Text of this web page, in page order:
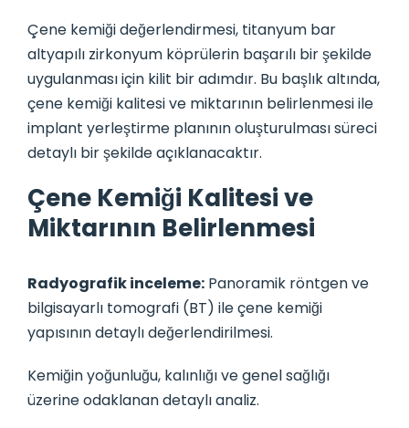
Çene kemiği değerlendirmesi, titanyum bar
altyapılı zirkonyum köprülerin başarılı bir şekilde
uygulanması için kilit bir adımdır. Bu başlık altında,
çene kemiği kalitesi ve miktarının belirlenmesi ile
implant yerleştirme planının oluşturulması süreci
detaylı bir şekilde açıklanacaktır.
Çene Kemiği Kalitesi ve
Miktarının Belirlenmesi
Radyografik inceleme: Panoramik röntgen ve
bilgisayarlı tomografi (BT) ile çene kemiği
yapısının detaylı değerlendirilmesi.
Kemiğin yoğunluğu, kalınlığı ve genel sağlığı
üzerine odaklanan detaylı analiz.